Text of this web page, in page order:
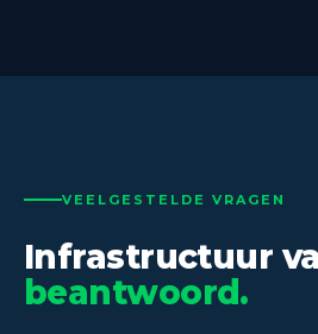
VEELGESTELDE VRAGEN
Infrastructuur
beantwoord.